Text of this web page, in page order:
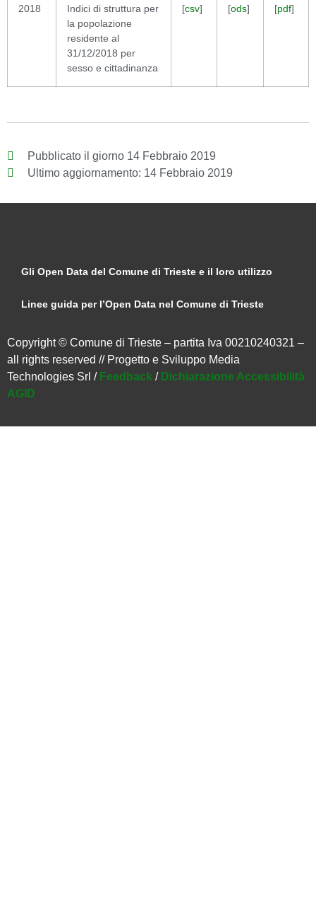
2018
Indici di struttura per
la popolazione
residente al
31/12/2018 per
sesso e cittadinanza
[csv] [ods] [pdf]
Pubblicato il giorno 14 Febbraio 2019
Ultimo aggiornamento: 14 Febbraio 2019
Gli Open Data del Comune di Trieste e il loro utilizzo
Linee guida per l’Open Data nel Comune di Trieste
Copyright © Comune di Trieste – partita Iva 00210240321 –
all rights reserved // Progetto e Sviluppo Media
Technologies Srl / Feedback / Dichiarazione Accessibilità
AGID